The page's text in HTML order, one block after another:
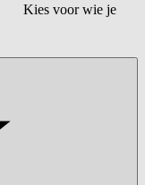
Kies voor wie je